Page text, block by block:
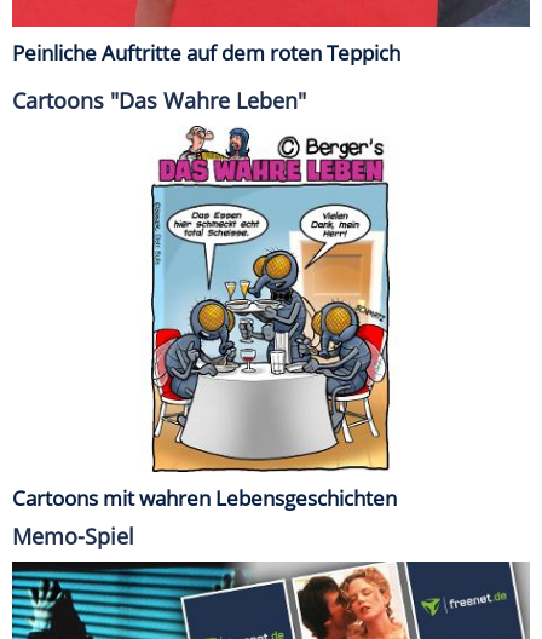
Peinliche Auftritte auf dem roten Teppich
Cartoons "Das Wahre Leben"
Cartoons mit wahren Lebensgeschichten
Memo-Spiel